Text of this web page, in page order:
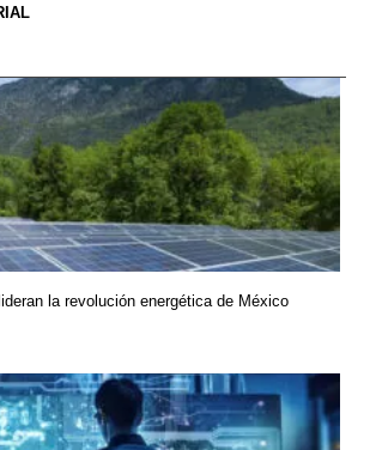
la revolución energética de México